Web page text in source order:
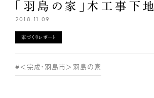
「羽島の家」木工事下地
2018.11.09
家づくりレポート
#＜完成・羽島市＞羽島の家